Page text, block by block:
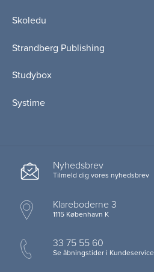
Skoledu
Strandberg Publishing
Studybox
Systime
Nyhedsbrev
Tilmeld dig vores nyhedsbrev
Klareboderne 3
1115 København K
33 75 55 60
Se åbningstider i Kundeservice